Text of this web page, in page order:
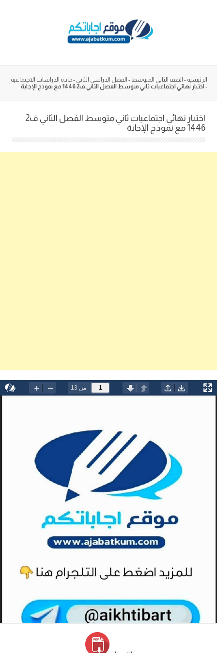
الرئيسية - الصف الثاني المتوسط - الفصل الدراسي الثاني -مادة الدراسات الاجتماعية
- اختبار نهائي اجتماعيات ثاني متوسط الفصل الثاني ف2 1446 مع نموذج الإجابة
اختبار نهائي اجتماعيات ثاني متوسط الفصل الثاني ف2
1446 مع نموذج الإجابة